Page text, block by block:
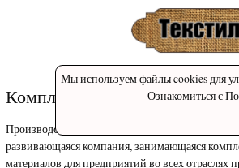
Мы используем файлы cookies для
Ознакомиться с
Комплексные поставки
Производственно коммерческая фирма
развивающаяся компания, занимающаяся
материалов для предприятий во всех